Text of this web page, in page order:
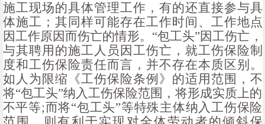
施工现场的具体管理工作，有的还直接参与具
体施工；其同样可能存在工作时间、工作地点
因工作原因而伤亡的情形。“包工头”因工伤亡，
与其聘用的施工人员因工伤亡，就工伤保险制
度和工伤保险责任而言，并不存在本质区别。
如人为限缩《工伤保险条例》的适用范围，不
将“包工头”纳入工伤保险范围，将形成实质上的
不平等;而将“包工头”等特殊主体纳入工伤保险